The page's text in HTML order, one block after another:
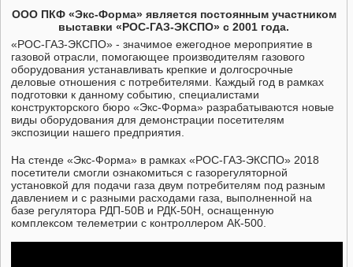
ООО ПКФ «Экс-Форма» является постоянным участником
выставки «РОС-ГАЗ-ЭКСПО» c 2001 года.
«РОС-ГАЗ-ЭКСПО» - значимое ежегодное мероприятие в
газовой отрасли, помогающее производителям газового
оборудования устанавливать крепкие и долгосрочные
деловые отношения с потребителями. Каждый год в рамках
подготовки к данному событию, специалистами
конструкторского бюро «Экс-Форма» разрабатываются новые
виды оборудования для демонстрации посетителям
экспозиции нашего предприятия.
На стенде «Экс-Форма» в рамках «РОС-ГАЗ-ЭКСПО» 2018
посетители смогли ознакомиться с газорегуляторной
установкой для подачи газа двум потребителям под разным
давлением и с разными расходами газа, выполненной на
базе регулятора РДП-50В и РДК-50Н, оснащенную
комплексом телеметрии с контроллером АК-500.